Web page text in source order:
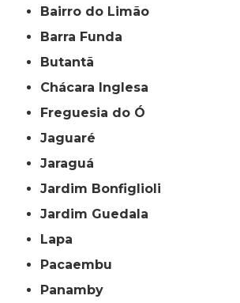
Bairro do Limão
Barra Funda
Butantã
Chácara Inglesa
Freguesia do Ó
Jaguaré
Jaraguá
Jardim Bonfiglioli
Jardim Guedala
Lapa
Pacaembu
Panamby